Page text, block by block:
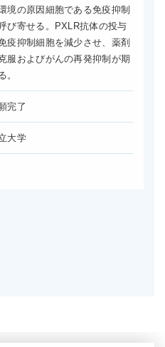
境の原因細胞である免疫抑制
び寄せる。PXLR抗体の投与
疫抑制細胞を減少させ、薬剤
服およびがんの再発抑制が期
。
完了
大学